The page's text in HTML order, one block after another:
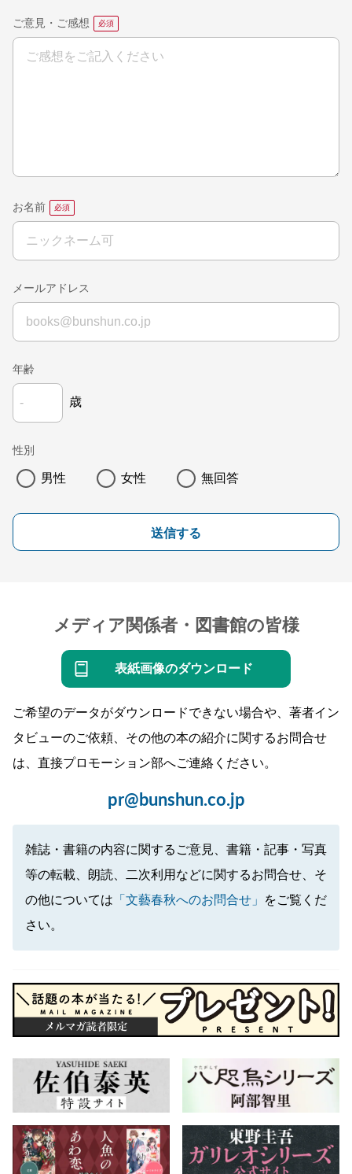
ご意見・ご感想
お名前
メールアドレス
年齢
歳
性別
男性 女性 無回答
送信する
メディア関係者・図書館の皆様
表紙画像のダウンロード
ご希望のデータがダウンロードできない場合や、著者イン
タビューのご依頼、その他の本の紹介に関するお問合せ
は、直接プロモーション部へご連絡ください。
pr@bunshun.co.jp
雑誌・書籍の内容に関するご意見、書籍・記事・写真
等の転載、朗読、二次利用などに関するお問合せ、そ
の他については 「文藝春秋へのお問合せ」
をご覧くだ
さい。